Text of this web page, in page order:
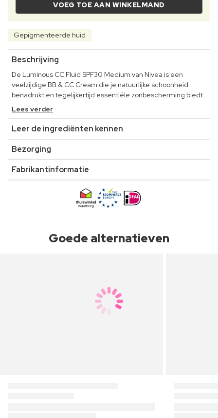
VOEG TOE AAN WINKELMAND
Gepigmenteerde huid
Beschrijving
De Luminous CC Fluid SPF30 Medium van Nivea is een
veelzijdige BB & CC Cream die je natuurlijke schoonheid
benadrukt en tegelijkertijd essentiële zonbescherming biedt.
Lees verder
Leer de ingrediënten kennen
Bezorging
Fabrikantinformatie
Goede alternatieven